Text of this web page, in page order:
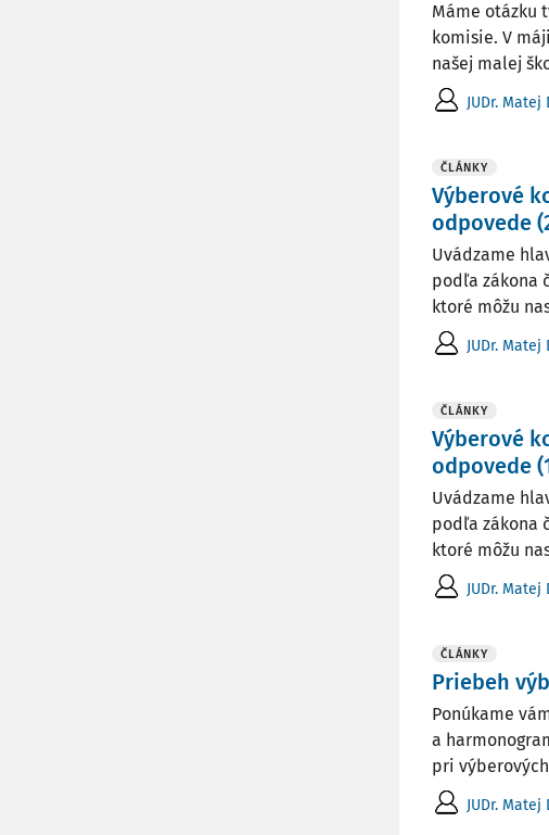
Máme otázku
komisie. V
našej malej
JUDr. Matej
ČLÁNKY
Výberové
odpovede
Uvádzame
podľa zákona
ktoré môžu
JUDr. Matej
ČLÁNKY
Výberové
odpovede
Uvádzame
podľa zákona
ktoré môžu
JUDr. Matej
ČLÁNKY
Priebeh
Ponúkame
a
pri
JUDr. Matej